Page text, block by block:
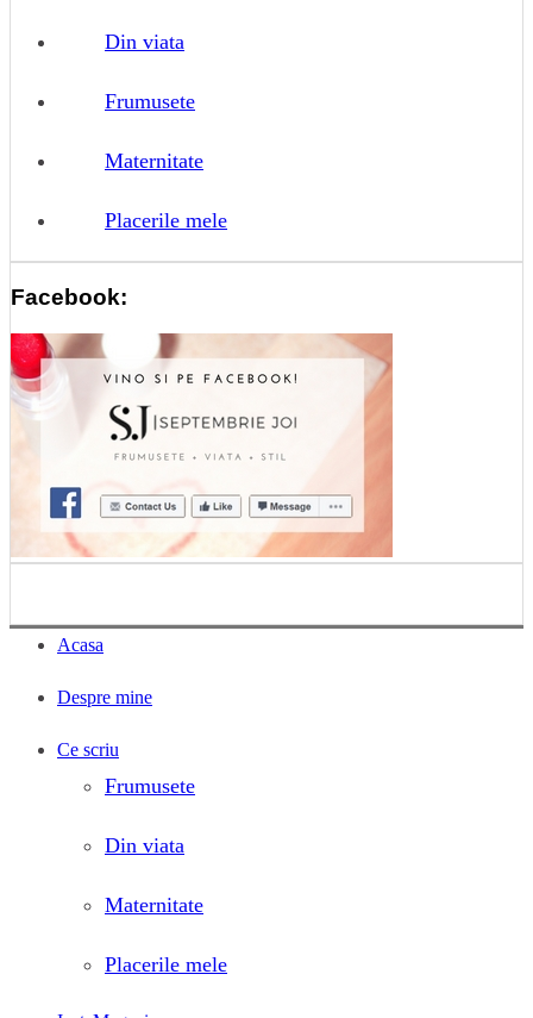
Din viata
Frumusete
Maternitate
Placerile mele
Facebook:
Acasa
Despre mine
Ce scriu
Frumusete
Din viata
Maternitate
Placerile mele